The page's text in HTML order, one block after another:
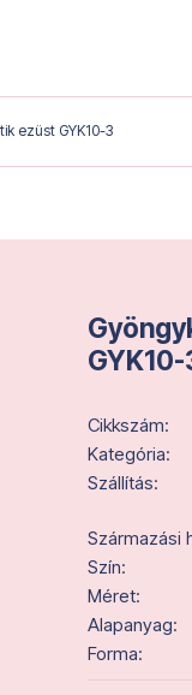
ezüst GYK10-3
GYK10-
Cikkszám:
Kategória:
Szállítás:
Származási
Szín:
Méret:
Alapanyag:
Forma: